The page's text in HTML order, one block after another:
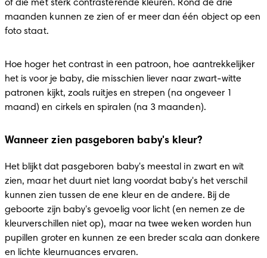
of die met sterk contrasterende kleuren. Rond de drie
maanden kunnen ze zien of er meer dan één object op een
foto staat.
Hoe hoger het contrast in een patroon, hoe aantrekkelijker
het is voor je baby, die misschien liever naar zwart-witte
patronen kijkt, zoals ruitjes en strepen (na ongeveer 1
maand) en cirkels en spiralen (na 3 maanden).
Wanneer zien pasgeboren baby's kleur?
Het blijkt dat pasgeboren baby's meestal in zwart en wit
zien, maar het duurt niet lang voordat baby's het verschil
kunnen zien tussen de ene kleur en de andere. Bij de
geboorte zijn baby's gevoelig voor licht (en nemen ze de
kleurverschillen niet op), maar na twee weken worden hun
pupillen groter en kunnen ze een breder scala aan donkere
en lichte kleurnuances ervaren.